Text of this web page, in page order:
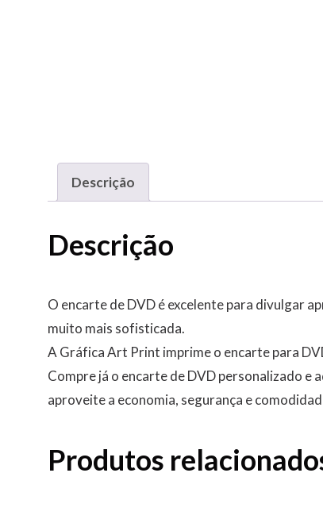
Descrição
Descrição
O encarte de DVD é excelente para divulgar
muito mais sofisticada.
A Gráfica Art Print imprime o encarte para
Compre já o encarte de DVD personalizado e
aproveite a economia, segurança e
Produtos